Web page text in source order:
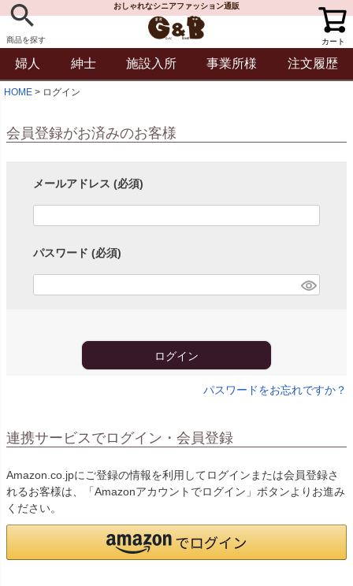
商品を探す
おしゃれなシニアファッション通販
カート
婦人 紳士 施設入所 事業所様 注文履歴
HOME ログイン
会員登録がお済みのお客様
メールアドレス (必須)
パスワード (必須)
ログイン
パスワードをお忘れですか？
連携サービスでログイン・会員登録
Amazon.co.jpにご登録の情報を利用してログインまたは会員登録さ
れるお客様は、「Amazonアカウントでログイン」ボタンよりお進み
ください。